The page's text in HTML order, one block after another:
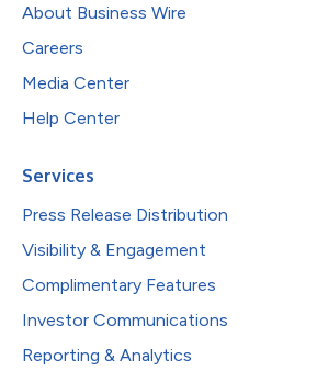
About Business Wire
Careers
Media Center
Help Center
Services
Press Release Distribution
Visibility & Engagement
Complimentary Features
Investor Communications
Reporting & Analytics